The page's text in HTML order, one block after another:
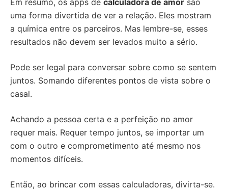
Em resumo, os apps de calculadora de amor são
uma forma divertida de ver a relação. Eles mostram
a química entre os parceiros. Mas lembre-se, esses
resultados não devem ser levados muito a sério.
Pode ser legal para conversar sobre como se sentem
juntos. Somando diferentes pontos de vista sobre o
casal.
Achando a pessoa certa e a perfeição no amor
requer mais. Requer tempo juntos, se importar um
com o outro e comprometimento até mesmo nos
momentos difíceis.
Então, ao brincar com essas calculadoras, divirta-se.